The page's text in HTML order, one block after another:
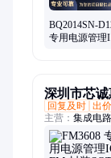
BQ2014SN-
专用电源管理
深圳市芯诚
回复及时 出
主营： 集成电
机、连接器、
管、三极管、